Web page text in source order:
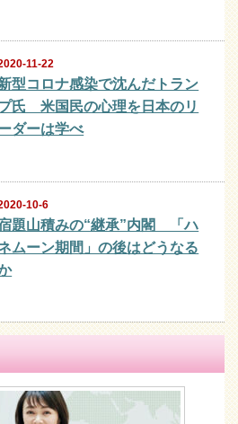
11-22
型コロナ感染で沈んだトラン
氏 米国民の心理を日本のリ
ダーは学べ
10-6
題山積みの“継承”内閣 「ハ
ムーン期間」の後はどうなる